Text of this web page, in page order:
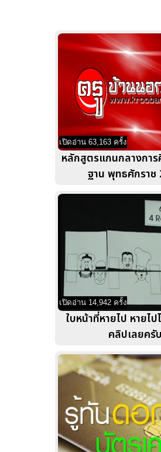
เปิดอ่าน 63,163 ครั้ง
หลักสูตรแกนกลางกา
ฐาน พุทธศักราช
เปิดอ่าน 14,942 ครั้ง
ใบหน้าที่หายไป หายไ
คลิปเลยครั